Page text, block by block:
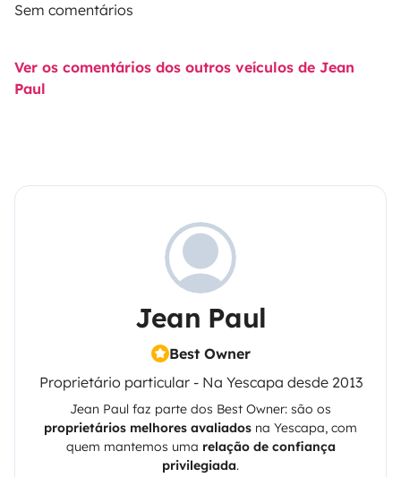
Sem comentários
Ver os comentários dos outros veículos de Jean
Paul
Jean Paul
Best Owner
Proprietário particular - Na Yescapa desde 2013
Jean Paul faz parte dos Best Owner: são os
proprietários melhores avaliados na Yescapa, com
quem mantemos uma relação de confiança
privilegiada.